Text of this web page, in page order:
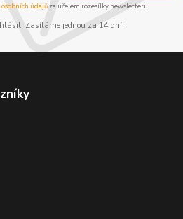
údajůza účelem rozesílky newsletteru.
Zasíláme jednou za 14 dní.